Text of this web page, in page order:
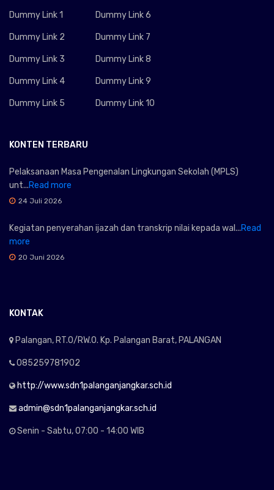
Dummy Link 1
Dummy Link 2
Dummy Link 3
Dummy Link 4
Dummy Link 5
Dummy Link 6
Dummy Link 7
Dummy Link 8
Dummy Link 9
Dummy Link 10
KONTEN TERBARU
Pelaksanaan Masa Pengenalan Lingkungan Sekolah (MPLS)
unt...Read more
24 Juli 2026
Kegiatan penyerahan ijazah dan transkrip nilai kepada wal...Read
more
20 Juni 2026
KONTAK
Palangan, RT.0/RW.0. Kp. Palangan Barat, PALANGAN
085259781902
http://www.sdn1palanganjangkar.sch.id
admin@sdn1palanganjangkar.sch.id
Senin - Sabtu, 07:00 - 14:00 WIB